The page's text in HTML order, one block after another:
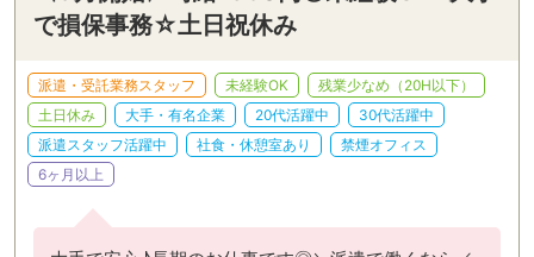
で損保事務☆土日祝休み
派遣・受託業務スタッフ 未経験OK
残業少なめ（20H以下）
土日休み
大手・有名企業 20代活躍中
30代活躍中
派遣スタッフ活躍中
社食・休憩室あり
禁煙オフィス
6ヶ月以上